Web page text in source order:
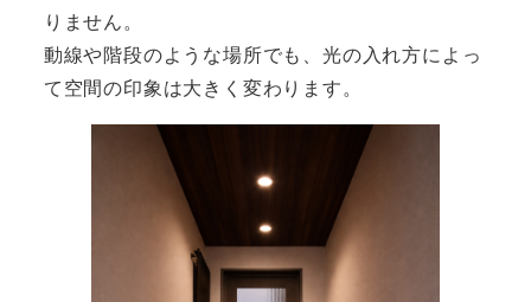
りません。
動線や階段のような場所でも、光の入れ方によっ
て空間の印象は大きく変わります。